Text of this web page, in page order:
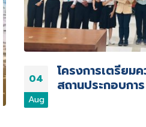
04
Aug
โครงการเตรียมค
สถานประกอบการ